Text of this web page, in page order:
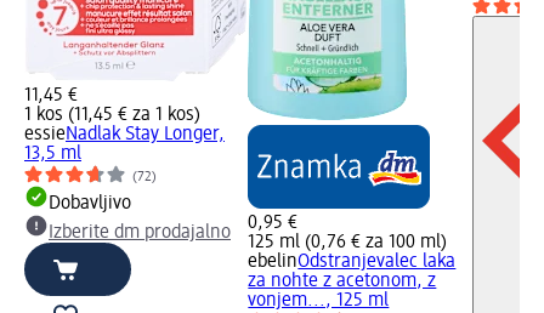
11,45 €
1 kos (11,45 € za 1 kos)
essieNadlak Stay Longer,
13,5 ml
(72)
Dobavljivo
Izberite dm prodajalno
0,95 €
125 ml (0,76 € za 100 ml)
ebelinOdstranjevalec laka
za nohte z acetonom, z
vonjem..., 125 ml